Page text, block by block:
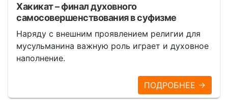
Хакикат – финал духовного
самосовершенствования в суфизме
Наряду с внешним проявлением религии для
мусульманина важную роль играет и духовное
наполнение.
ПОДРОБНЕЕ →